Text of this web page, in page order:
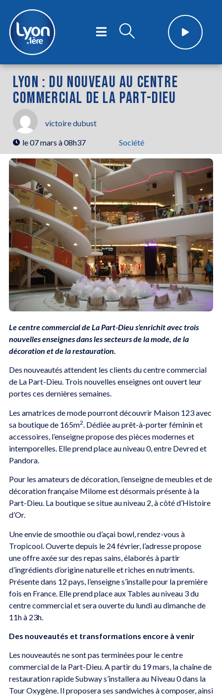
LYON : DU NOUVEAU AU CENTRE
COMMERCIAL DE LA PART-DIEU
victoire dubust
le07 mars à 08h37 Société
Le centre commercial de La Part-Dieu s’enrichit avec trois
nouvelles enseignes dans les secteurs de la mode, de la
décoration et de la restauration.
Des nouveautés attendent les clients du centre commercial
de La Part-Dieu. Trois nouvelles enseignes ont ouvert leur
portes ces dernières semaines.
Les amatrices de mode pourront découvrir Maison 123 avec
sa boutique de 165m2. Dédiée au prêt-à-porter féminin et
accessoires, l’enseigne propose des pièces modernes et
intemporelles. Elle prend place au niveau 0, entre Devred et
Pandora.
Pour les amateurs de décoration, l’enseigne de meubles et de
décoration française Milome est désormais présente à la
Part-Dieu. La boutique se situe au niveau 2, à côté d’Histoire
d’Or.
Une envie de smoothie ou d’açai bowl, rendez-vous à
Tropicool. Ouverte depuis le 24 février, l’adresse propose
une offre axée sur des repas sains, élaborés à partir
d’ingrédients d’origine naturelle et riches en nutriments.
Présente dans 12 pays, l’enseigne s’installe pour la première
fois en France. Elle prend place aux Tables au niveau 3 du
centre commercial et sera ouverte du lundi au dimanche de
11h à 23h.
Des nouveautés et transformations encore à venir
Les nouveautés ne sont pas terminées pour le centre
commercial de la Part-Dieu. A partir du 19 mars, la chaîne de
restauration rapide Subway s’installera au Niveau 0 dans la
Tour Oxygène. Il proposera ses sandwiches à composer, ainsi